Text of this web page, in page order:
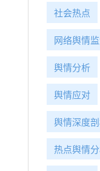
社会热点
网络舆情监
舆情分析
舆情应对
舆情深度
热点舆情